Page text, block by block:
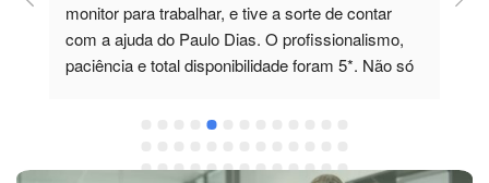
monitor para trabalhar, e tive a sorte de contar
com a ajuda do Paulo Dias. O profissionalismo,
paciência e total disponibilidade foram 5*. Não só
também me recomendou um monitor de
expectativas. No futuro, sei exatamente a quem